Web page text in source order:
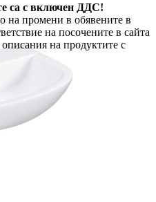
са с включен ДДС!
на промени в обявените в
на посочените в сайта
на продуктите с